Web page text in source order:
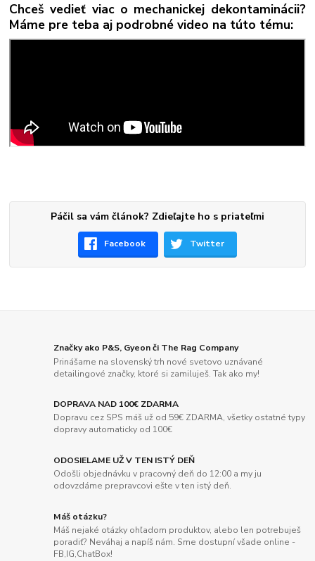
Chceš vedieť viac o mechanickej dekontaminácii?
Máme pre teba aj podrobné video na túto tému:
Páčil sa vám článok? Zdieľajte ho s priateľmi
Facebook Twitter
Značky ako P&S, Gyeon či The Rag Company
Prinášame na slovenský trh nové svetovo uznávané
detailingové značky, ktoré si zamiluješ. Tak ako my!
DOPRAVA NAD 100€ ZDARMA
Dopravu cez SPS máš už od 59€ ZDARMA, všetky ostatné typy
dopravy automaticky od 100€
ODOSIELAME UŽ V TEN ISTÝ DEŇ
Odošli objednávku v pracovný deň do 12:00 a my ju
odovzdáme prepravcovi ešte v ten istý deň.
Máš otázku?
Máš nejaké otázky ohľadom produktov, alebo len potrebuješ
poradiť? Neváhaj a napíš nám. Sme dostupní všade online -
FB,IG,ChatBox!